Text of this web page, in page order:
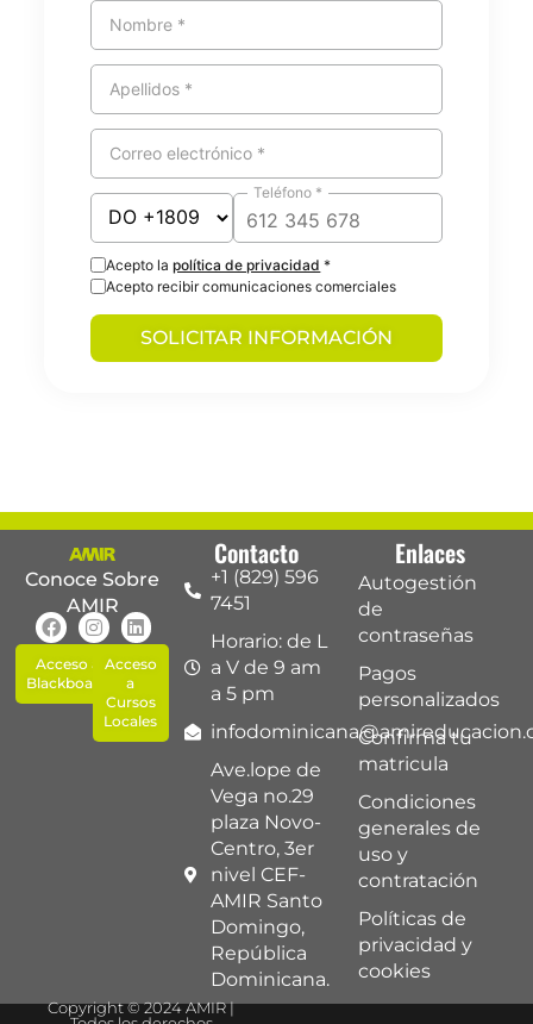
Nombre *
Apellidos *
Correo electrónico *
Teléfono *
Acepto lapolítica de privacidad *
Acepto recibir comunicaciones comerciales
SOLICITAR INFORMACIÓN
Conoce Sobre
AMIR
Acceso a
Blackboard
Acceso
a
Cursos
Locales
Contacto
+1 (829) 596
7451
Horario: de L
a V de 9 am
a 5 pm
Ave.lope de
Vega no.29
plaza Novo-
Centro, 3er
nivel CEF-
AMIR Santo
Domingo,
República
Dominicana.
Enlaces
Autogestión
de
contraseñas
Pagos
personalizados
Confirma tu
matricula
Condiciones
generales de
uso y
contratación
Políticas de
privacidad y
cookies
Copyright © 2024 AMIR |